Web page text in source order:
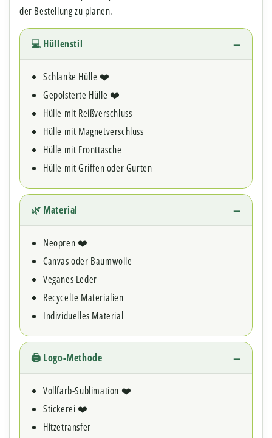
der Bestellung zu planen.
💻 Hüllenstil
Schlanke Hülle ❤️
Gepolsterte Hülle ❤️
Hülle mit Reißverschluss
Hülle mit Magnetverschluss
Hülle mit Fronttasche
Hülle mit Griffen oder Gurten
🌿 Material
Neopren ❤️
Canvas oder Baumwolle
Veganes Leder
Recycelte Materialien
Individuelles Material
🖨 Logo-Methode
Vollfarb-Sublimation ❤️
Stickerei ❤️
Hitzetransfer